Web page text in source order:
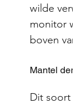
wilde
monitor
boven
Mantel
Dit